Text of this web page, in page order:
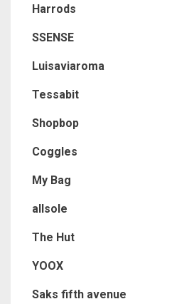
Harrods
SSENSE
Luisaviaroma
Tessabit
Shopbop
Coggles
My Bag
allsole
The Hut
YOOX
Saks fifth avenue